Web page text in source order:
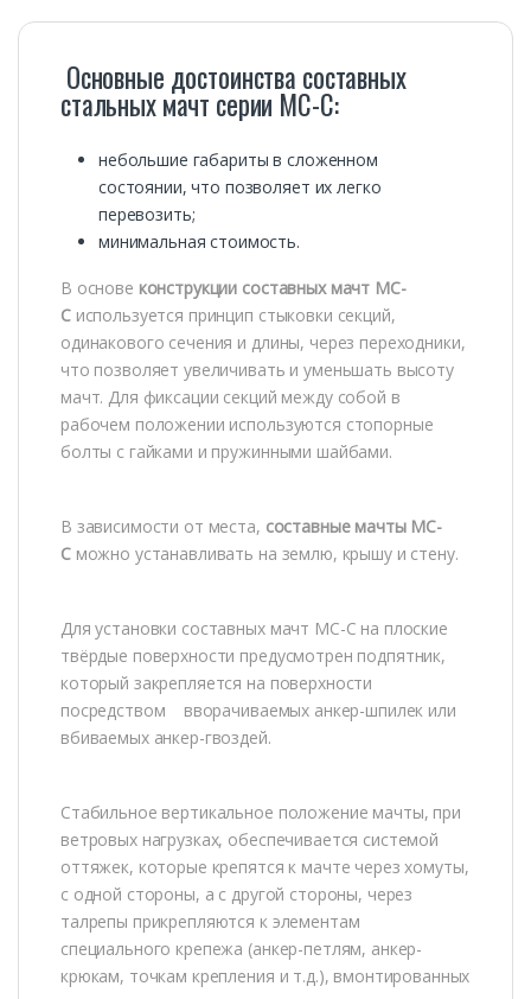
Основные достоинства составных
стальных мачт серии МС-С:
небольшие габариты в сложенном
состоянии, что позволяет их легко
перевозить;
минимальная стоимость.
В основе конструкции составных мачт МС-
Сиспользуется принцип стыковки секций,
одинакового сечения и длины, через переходники,
что позволяет увеличивать и уменьшать высоту
мачт. Для фиксации секций между собой в
рабочем положении используются стопорные
болты с гайками и пружинными шайбами.
В зависимости от места, составные мачты МС-
Сможно устанавливать на землю, крышу и стену.
Для установки составных мачт МС-С на плоские
твёрдые поверхности предусмотрен подпятник,
который закрепляется на поверхности
посредством вворачиваемых анкер-шпилек или
вбиваемых анкер-гвоздей.
Стабильное вертикальное положение мачты, при
ветровых нагрузках, обеспечивается системой
оттяжек, которые крепятся к мачте через хомуты,
с одной стороны, а с другой стороны, через
талрепы прикрепляются к элементам
специального крепежа (анкер-петлям, анкер-
крюкам, точкам крепления и т.д.), вмонтированных